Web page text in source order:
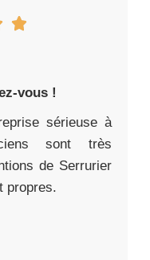
vous !
sérieuse à
sont très
de Serrurier
propres.